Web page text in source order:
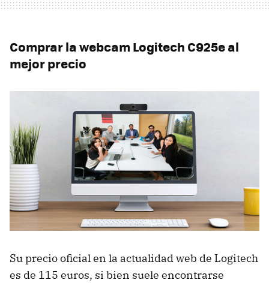
Comprar la webcam Logitech C925e al
mejor precio
Su precio oficial en la actualidad web de Logitech
es de 115 euros, si bien suele encontrarse